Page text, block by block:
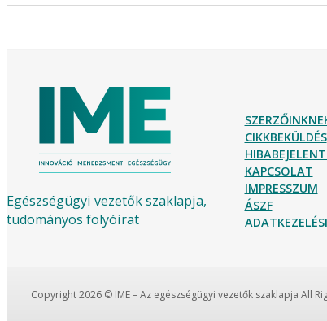
Egészségügyi vezetők szaklapja,
tudományos folyóirat
CIKKBEKÜLDÉS
KAPCSOLAT
IMPRESSZUM
ÁSZF
Copyright 2026 © IME – Az egészségügyi vezetők szaklapja All